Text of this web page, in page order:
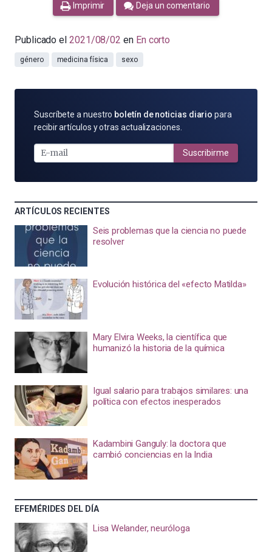
Imprimir Deja un comentario
Publicado el 2021/08/02 en En corto
género medicina física sexo
SUSCRÍBETE
POR
MAIL
Suscríbete a nuestro boletín de noticias diario para
recibir artículos y otras actualizaciones.
Suscribirme
ARTÍCULOS RECIENTES
Seis problemas que la ciencia no puede
resolver
Evolución histórica del «efecto Matilda»
Mary Elvira Weeks, la científica que
humanizó la historia de la química
Igual salario para trabajos similares: una
política con efectos inesperados
Kadambini Ganguly: la doctora que
cambió conciencias en la India
EFEMÉRIDES DEL DÍA
Lisa Welander, neuróloga